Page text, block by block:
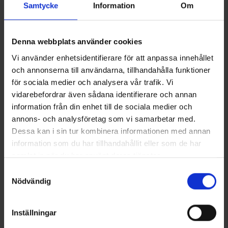
Samtycke Information Om
Denna webbplats använder cookies
Vi använder enhetsidentifierare för att anpassa innehållet
och annonserna till användarna, tillhandahålla funktioner
för sociala medier och analysera vår trafik. Vi
vidarebefordrar även sådana identifierare och annan
information från din enhet till de sociala medier och
annons- och analysföretag som vi samarbetar med.
Dessa kan i sin tur kombinera informationen med annan
information som du har tillhandahållit eller som de har
samlat in när du har använt deras tjänster.
Nödvändig
Inställningar
42, 44 C50, C52
46, 48 C54, C56 105 cm
50, 52, 54 C58, C60 115 cm
+ 2
Helags Miesten Ulkoiluhousut
45 €
+4
Helags Naisten Ulkoiluhousut
45 €